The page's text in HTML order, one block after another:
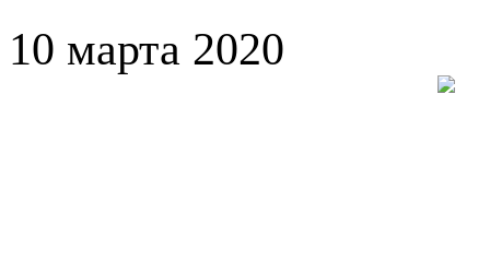
10 марта 2020